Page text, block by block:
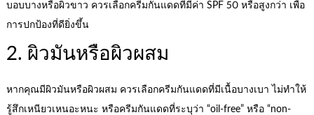
บอบบางหรือผิวขาว ควรเลือกครีมกันแดดที่มีค่า SPF 50 หรือสูงกว่า เพื่อ
การปกป้องที่ดียิ่งขึ้น
2. ผิวมันหรือผิวผสม
หากคุณมีผิวมันหรือผิวผสม ควรเลือกครีมกันแดดที่มีเนื้อบางเบา ไม่ทำให้
รู้สึกเหนียวเหนอะหนะ หรือครีมกันแดดที่ระบุว่า “oil-free” หรือ “non-